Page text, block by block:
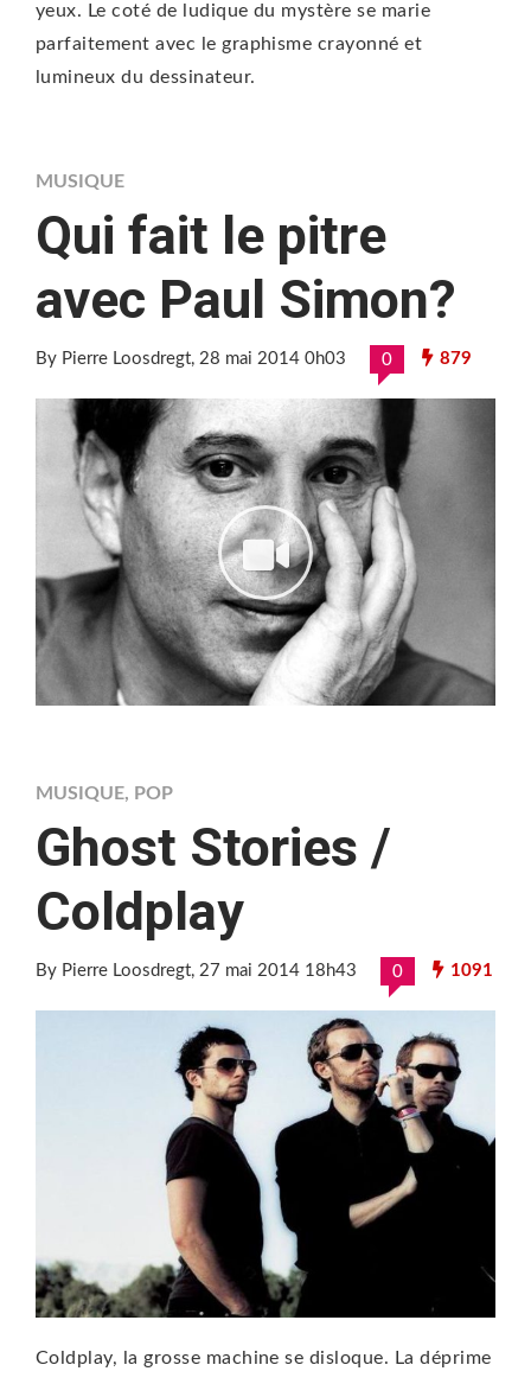
yeux. Le coté de ludique du mystère se marie
parfaitement avec le graphisme crayonné et
lumineux du dessinateur.
MUSIQUE
Qui fait le pitre
avec Paul Simon?
By Pierre Loosdregt, 28 mai 2014 0h03 0 879
MUSIQUE, POP
Ghost Stories /
Coldplay
By Pierre Loosdregt, 27 mai 2014 18h43 0 1091
Coldplay, la grosse machine se disloque. La déprime